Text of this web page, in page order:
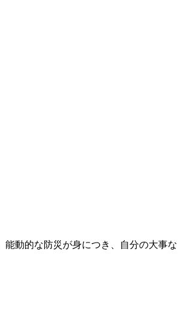
動的な防災が身につき、自分の大事な